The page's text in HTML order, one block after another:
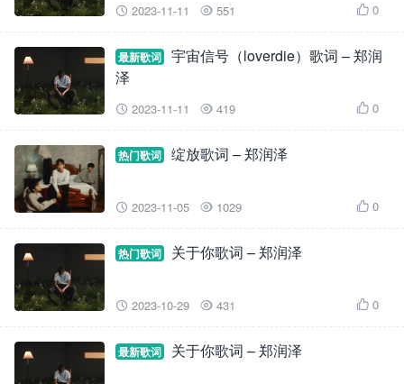
 2023-11-11  551  0
最新歌词
宇宙信号（loverdie）歌词 – 郑润
泽
 2023-11-11  419  0
热门歌词 绽放歌词 – 郑润泽
 2023-11-05  1029  0
热门歌词 关于你歌词 – 郑润泽
 2023-10-29  431  0
最新歌词 关于你歌词 – 郑润泽